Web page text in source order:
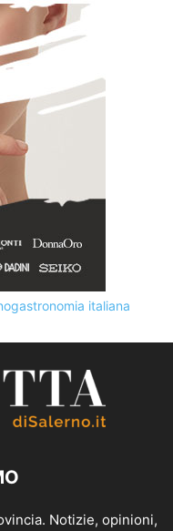
Notizie, opinioni,